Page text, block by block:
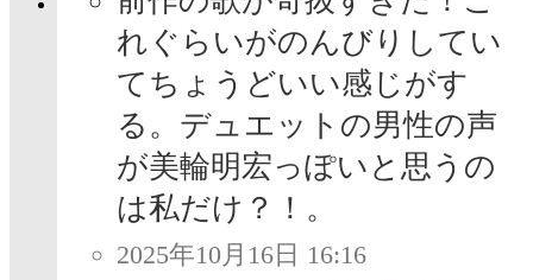
れぐらいがのんびりしてい
てちょうどいい感じがす
る。デュエットの男性の声
が美輪明宏っぽいと思うの
は私だけ？！。
2025年10月16日 16:16